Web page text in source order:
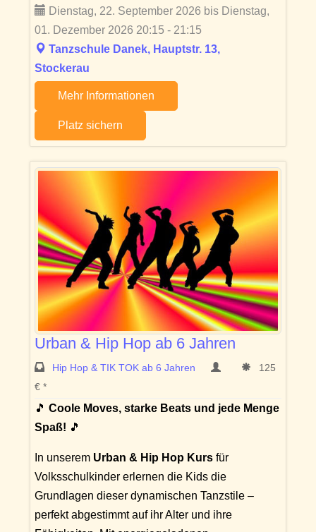
Dienstag, 22. September 2026 bis Dienstag,
01. Dezember 2026 20:15 - 21:15
Tanzschule Danek, Hauptstr. 13,
Stockerau
Mehr Informationen
Platz sichern
Urban & Hip Hop ab 6 Jahren
Hip Hop & TIK TOK ab 6 Jahren
125
€ *
🎵 Coole Moves, starke Beats und jede Menge
Spaß! 🎵
In unserem Urban & Hip Hop Kurs für
Volksschulkinder erlernen die Kids die
Grundlagen dieser dynamischen Tanzstile –
perfekt abgestimmt auf ihr Alter und ihre